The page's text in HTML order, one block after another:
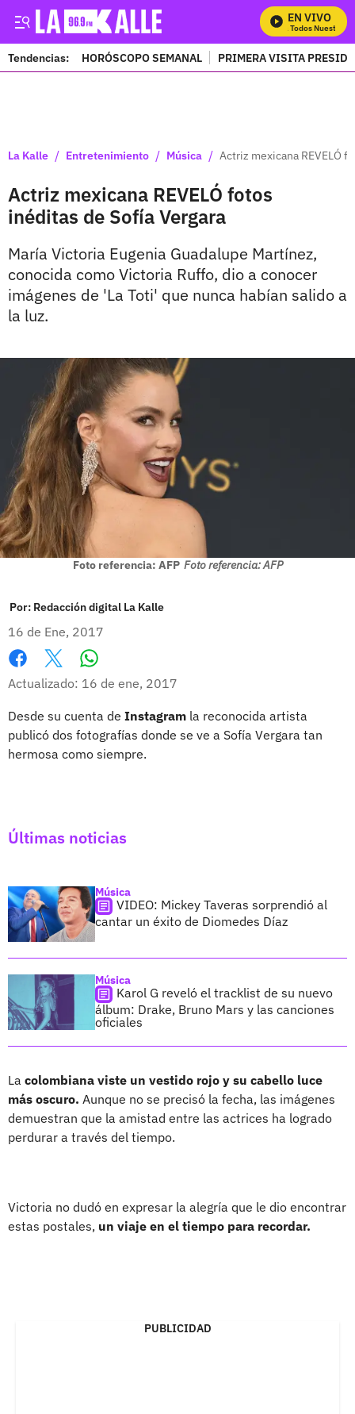
EN VIVO
Mira Todos Nuestros
Tendencias: HORÓSCOPO SEMANAL PRIMERA VISITA
La Kalle / Entretenimiento / Música / Actriz mexicana REVELÓ
Actriz mexicana REVELÓ fotos
inéditas de Sofía Vergara
María Victoria Eugenia Guadalupe Martínez,
conocida como Victoria Ruffo, dio a conocer
imágenes de 'La Toti' que nunca habían salido a
la luz.
Foto referencia: AFP Foto referencia: AFP
Por: Redacción digital La Kalle
16 de Ene, 2017
Facebook
X
Actualizado: 16 de ene, 2017
Desde su cuenta de Instagram la reconocida artista
publicó dos fotografías donde se ve a Sofía Vergara tan
hermosa como siempre.
Últimas noticias
Música
VIDEO: Mickey Taveras sorprendió al
cantar un éxito de Diomedes Díaz
Música
Karol G reveló el tracklist de su nuevo
álbum: Drake, Bruno Mars y las canciones
oficiales
La colombiana viste un vestido rojo y su cabello luce
más oscuro. Aunque no se precisó la fecha, las imágenes
demuestran que la amistad entre las actrices ha logrado
perdurar a través del tiempo.
Victoria no dudó en expresar la alegría que le dio encontrar
estas postales, un viaje en el tiempo para recordar.
PUBLICIDAD